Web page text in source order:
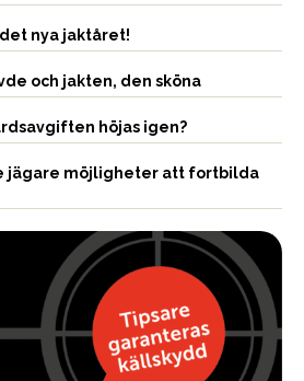
det nya jaktåret!
och jakten, den sköna
höjas igen?
jägare möjligheter att fortbilda